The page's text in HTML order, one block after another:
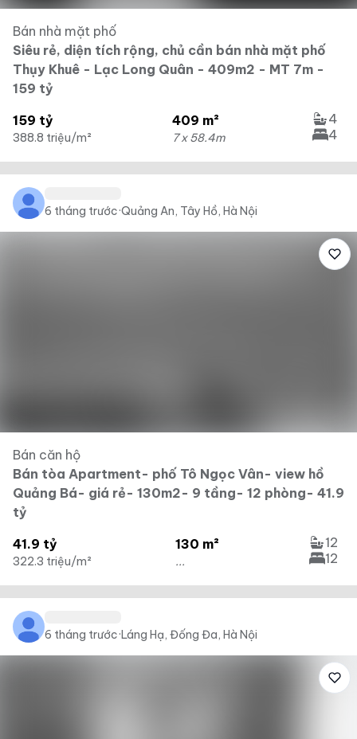
Bán nhà mặt phố
Siêu rẻ, diện tích rộng, chủ cần bán nhà mặt phố
Thụy Khuê - Lạc Long Quân - 409m2 - MT 7m -
159 tỷ
159 tỷ
388.8 triệu/m²
409 m²
7 x 58.4m
4
4
6 tháng trước·Quảng An, Tây Hồ, Hà Nội
Bán căn hộ
Bán tòa Apartment- phố Tô Ngọc Vân- view hồ
Quảng Bá- giá rẻ- 130m2- 9 tầng- 12 phòng- 41.9
tỷ
41.9 tỷ
322.3 triệu/m²
130 m²
...
12
12
6 tháng trước·Láng Hạ, Đống Đa, Hà Nội